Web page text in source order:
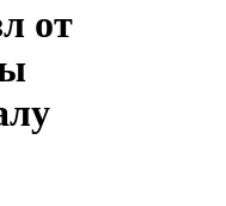
от